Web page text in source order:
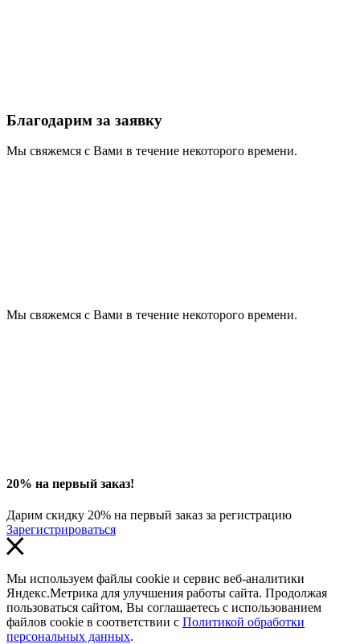
Благодарим за заявку
Мы свяжемся с Вами в течение некоторого времени.
Мы свяжемся с Вами в течение некоторого времени.
20% на первый заказ!
Дарим скидку 20% на первый заказ за регистрацию
Зарегистрироваться
Мы используем файлы cookie и сервис веб-аналитики
Яндекс.Метрика для улучшения работы сайта. Продолжая
пользоваться сайтом, Вы соглашаетесь с использованием
файлов cookie в соответствии с Политикой обработки
персональных данных.